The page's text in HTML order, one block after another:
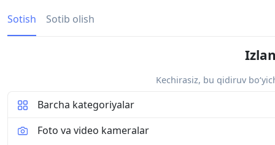
Sotish Sotib olish
Kechirasiz, bu qidiruv
Barcha kategoriyalar
Foto va video kameralar